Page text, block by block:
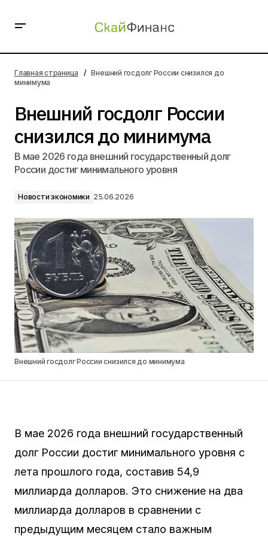
Главная страница
Внешний госдолг России снизился до
минимума
Внешний госдолг России
снизился до минимума
В мае 2026 года внешний государственный долг
России достиг минимального уровня
Новости экономики 25.06.2026
Внешний госдолг России снизился до минимума
В мае 2026 года внешний государственный
долг России достиг минимального уровня с
лета прошлого года, составив 54,9
миллиарда долларов. Это снижение на два
миллиарда долларов в сравнении с
предыдущим месяцем стало важным